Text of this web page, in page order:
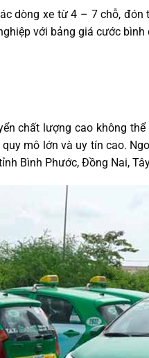
dòng xe từ 4 – 7 chỗ,
với bảng giá cước
chất lượng cao không thể
mô lớn và uy tín cao.
Bình Phước, Đồng Nai,